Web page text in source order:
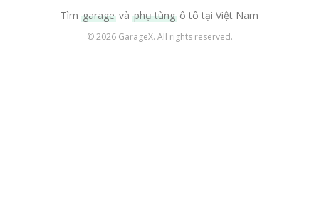
Tìm garage và phụ tùng ô tô tại Việt Nam
©2026GarageX. All rights reserved.